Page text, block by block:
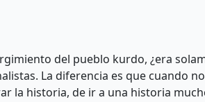
del pueblo kurdo, ¿era
La diferencia es que cuando
la historia, de ir a una historia